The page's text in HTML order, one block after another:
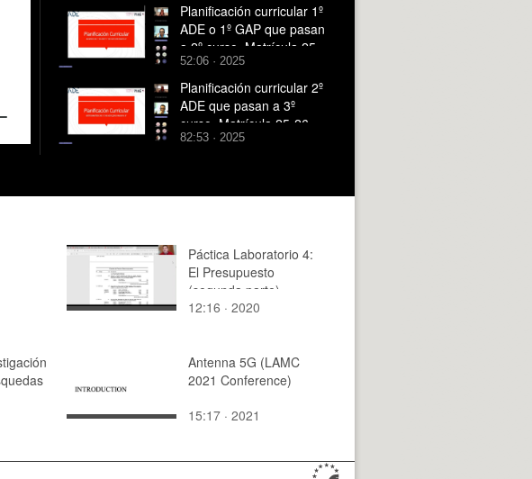
Planificación curricular 1º
ADE o 1º GAP que pasan
a 2º curso_Matrícula 25-
26
52:06 · 2025
Planificación curricular 2º
ADE que pasan a 3º
curso_Matrícula 25-26
82:53 · 2025
Páctica Laboratorio 4:
El Presupuesto
(segunda parte)
12:16 · 2020
Antenna 5G (LAMC
2021 Conference)
15:17 · 2021